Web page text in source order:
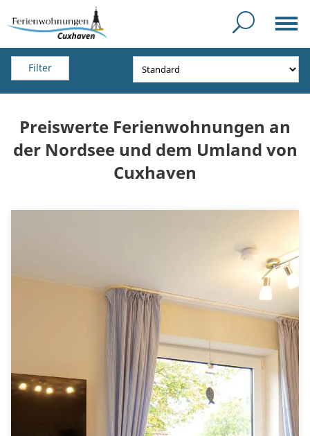
Filter
Preiswerte Ferienwohnungen an
der Nordsee und dem Umland von
Cuxhaven